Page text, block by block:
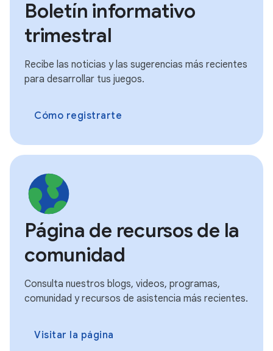
Boletín informativo
trimestral
Recibe las noticias y las sugerencias más recientes
para desarrollar tus juegos.
Cómo registrarte
Página de recursos de la
comunidad
Consulta nuestros blogs, videos, programas,
comunidad y recursos de asistencia más recientes.
Visitar la página